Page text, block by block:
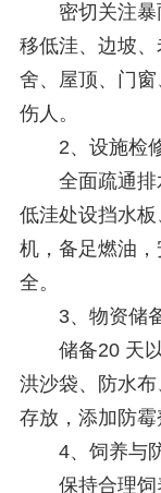
密切关注暴
移低洼、边坡
舍、屋顶、门
伤人。
2、设施检
全面疏通排水
低洼处设挡水
机，备足燃油
全。
3、物资储
储备20 天以
洪沙袋、防水
存放，添加防霉
4、饲养与
保持合理饲养